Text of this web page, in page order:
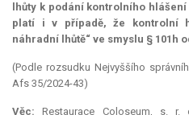
lhůty k podání kontrolního
platí i v případě, že kontrolní
náhradní lhůtě“ ve smyslu § 101h
(Podle rozsudku Nejvyššího
Afs 35/2024-43)
Věc: Restaurace Coloseum, s. r.